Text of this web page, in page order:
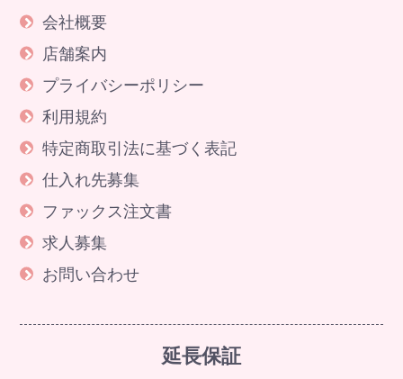
会社概要
店舗案内
プライバシーポリシー
利用規約
特定商取引法に基づく表記
仕入れ先募集
ファックス注文書
求人募集
お問い合わせ
延長保証